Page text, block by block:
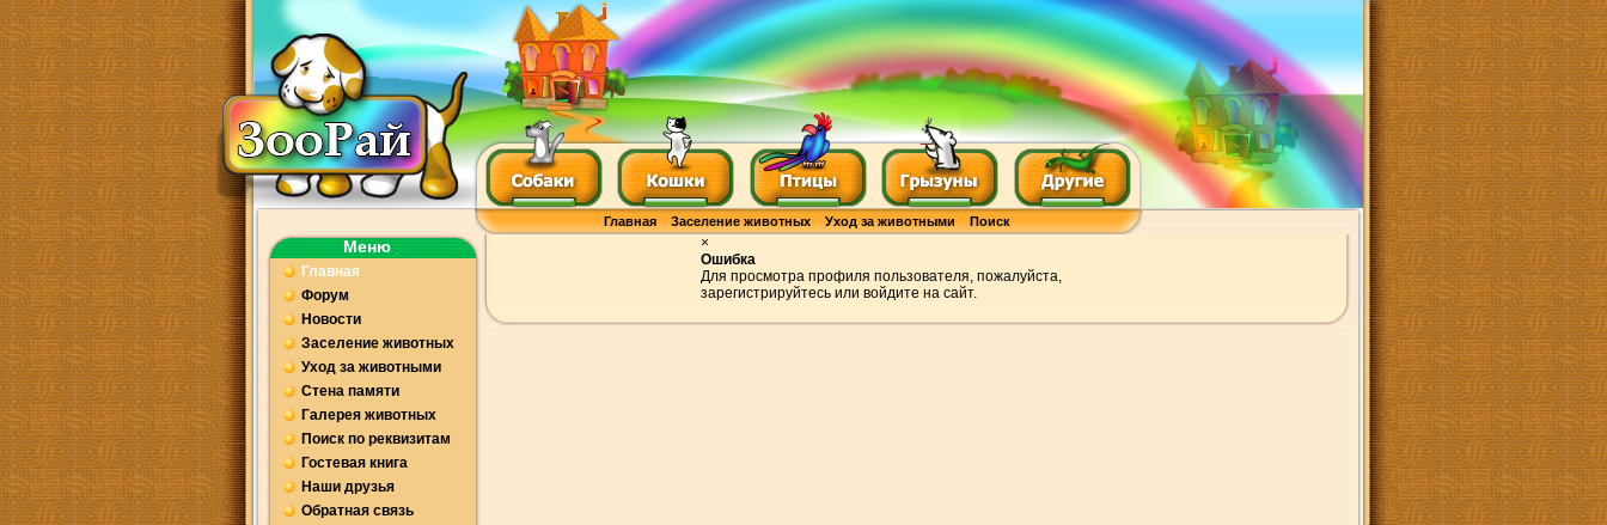
Главная Заселение животных Уход за животными Поиск
Меню
Главная
Форум
Новости
Заселение животных
Уход за животными
Стена памяти
Галерея животных
Поиск по реквизитам
Гостевая книга
Наши друзья
Обратная связь
×
Ошибка
Для просмотра профиля пользователя, пожалуйста,
зарегистрируйтесь или войдите на сайт.